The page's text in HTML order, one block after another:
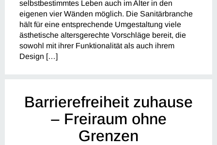
selbstbestimmtes Leben auch im Alter in den
eigenen vier Wänden möglich. Die Sanitärbranche
hält für eine entsprechende Umgestaltung viele
ästhetische altersgerechte Vorschläge bereit, die
sowohl mit ihrer Funktionalität als auch ihrem
Design […]
Barrierefreiheit zuhause
– Freiraum ohne
Grenzen